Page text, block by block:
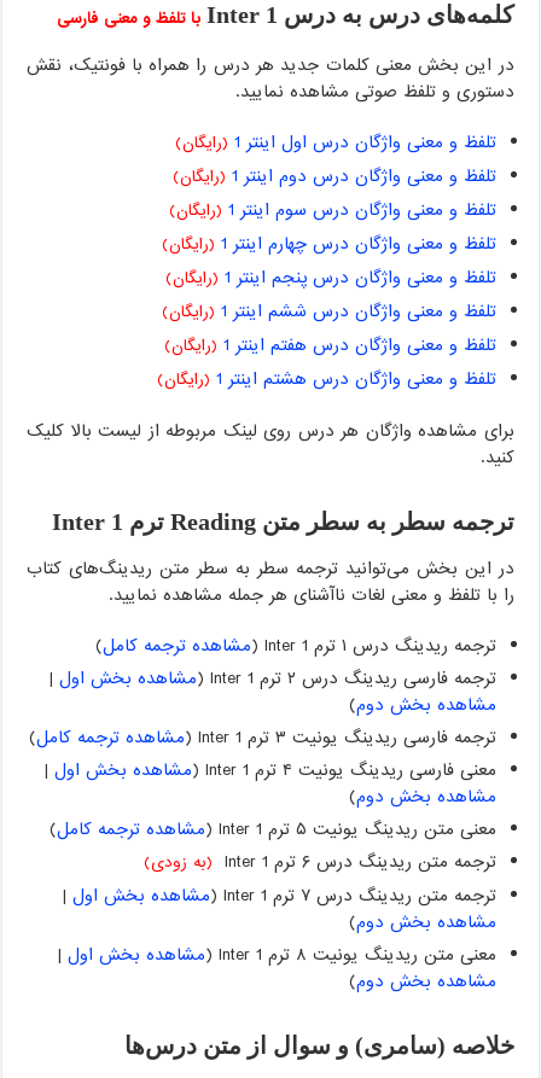
کلمه‌های درس به درس Inter 1 با تلفظ و معنی فارسی
در این بخش معنی کلمات جدید هر درس را همراه با فونتیک،‌ نقش
دستوری و تلفظ صوتی مشاهده نمایید.
تلفظ و معنی واژگان درس اول اینتر 1
(رایگان)
تلفظ و معنی واژگان درس دوم اینتر 1 (رایگان)
تلفظ و معنی واژگان درس سوم اینتر 1 (رایگان)
تلفظ و معنی واژگان درس چهارم اینتر 1 (رایگان)
تلفظ و معنی واژگان درس پنجم اینتر 1 (رایگان)
تلفظ و معنی واژگان درس ششم اینتر 1 (رایگان)
تلفظ و معنی واژگان درس هفتم اینتر 1 (رایگان)
تلفظ و معنی واژگان درس هشتم اینتر 1 (رایگان)
برای مشاهده واژگان هر درس روی لینک مربوطه از لیست بالا کلیک
کنید.
ترجمه سطر به سطر متن Reading ترم Inter 1
در این بخش می‌توانید ترجمه سطر به سطر متن ریدینگ‌های کتاب
را با تلفظ و معنی لغات ناآشنای هر جمله مشاهده نمایید.
ترجمه ریدینگ درس ۱ ترم Inter 1 (
مشاهده ترجمه کامل)
ترجمه فارسی ریدینگ درس ۲ ترم Inter 1 (
مشاهده بخش اول |
مشاهده بخش دوم)
ترجمه فارسی ریدینگ یونیت ۳ ترم Inter 1 (
مشاهده ترجمه کامل)
معنی فارسی ریدینگ یونیت ۴ ترم Inter 1 (
مشاهده بخش اول |
مشاهده بخش دوم)
معنی متن ریدینگ یونیت ۵ ترم Inter 1 (
مشاهده ترجمه کامل)
ترجمه متن ریدینگ درس ۶ ترم Inter 1
(به زودی)
ترجمه متن ریدینگ درس ۷ ترم Inter 1 ( مشاهده بخش اول |
مشاهده بخش دوم)
معنی متن ریدینگ یونیت ۸ ترم Inter 1 (
مشاهده بخش اول |
مشاهده بخش دوم)
خلاصه (سامری) و سوال از متن درس‌ها